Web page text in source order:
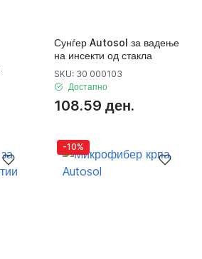
Сунѓер Autosol за вадење
на инсекти од стакла
SKU: 30 000103
Достапно
108.59 ден.
-10%